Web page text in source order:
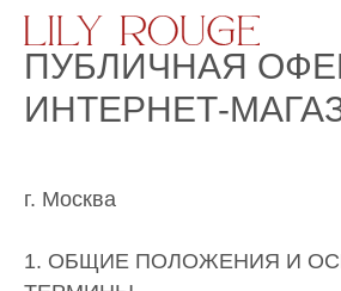
ПУБЛИЧНАЯ
ИНТЕРНЕТ-
г. Москва
1. ОБЩИЕ ПОЛОЖЕНИЯ И